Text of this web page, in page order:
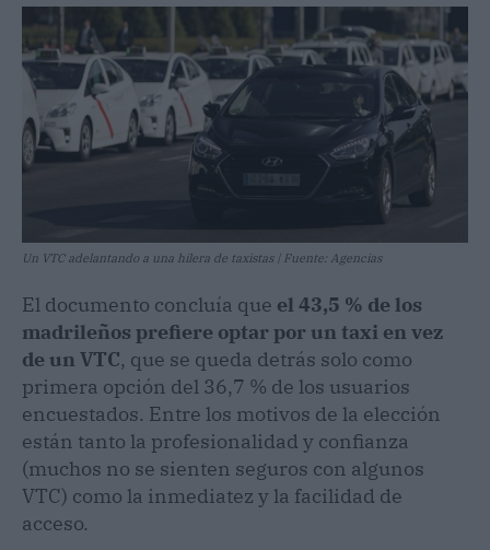
Un VTC adelantando a una hilera de taxistas | Fuente: Agencias
El documento concluía que el 43,5 % de los
madrileños prefiere optar por un taxi en vez
de un VTC, que se queda detrás solo como
primera opción del 36,7 % de los usuarios
encuestados. Entre los motivos de la elección
están tanto la profesionalidad y confianza
(muchos no se sienten seguros con algunos
VTC) como la inmediatez y la facilidad de
acceso.